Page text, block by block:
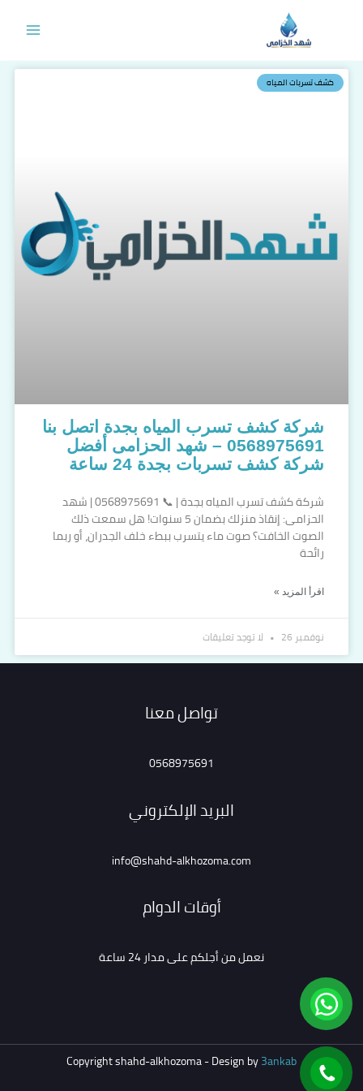
كشف تسربات المياه
شركة كشف تسرب المياه بجدة اتصل بنا
0568975691 – شهد الحزامى أفضل
شركة كشف تسربات بجدة 24 ساعة
شركة كشف تسرب المياه بجدة | 📞 0568975691 | شهد
الحزامى: إنقاذ منزلك بضمان 5 سنوات! هل سمعت ذلك
الصوت الخافت؟ صوت ماء يتسرب ببطء خلف الجدران، أو ربما
رائحة
اقرأ المزيد »
نوفمبر 26 لا توجد تعليقات
تواصل معنا
0568975691
البريد الإلكتروني
info@shahd-alkhozoma.com
أوقات الدوام
نعمل من أجلكم على مدار 24 ساعة
Copyright shahd-alkhozoma - Design by3ankab